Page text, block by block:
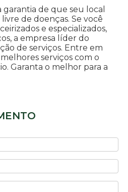
garantia de que seu local
de doenças. Se você
e especializados,
a empresa líder do
de serviços. Entre em
serviços com o
Garanta o melhor para a